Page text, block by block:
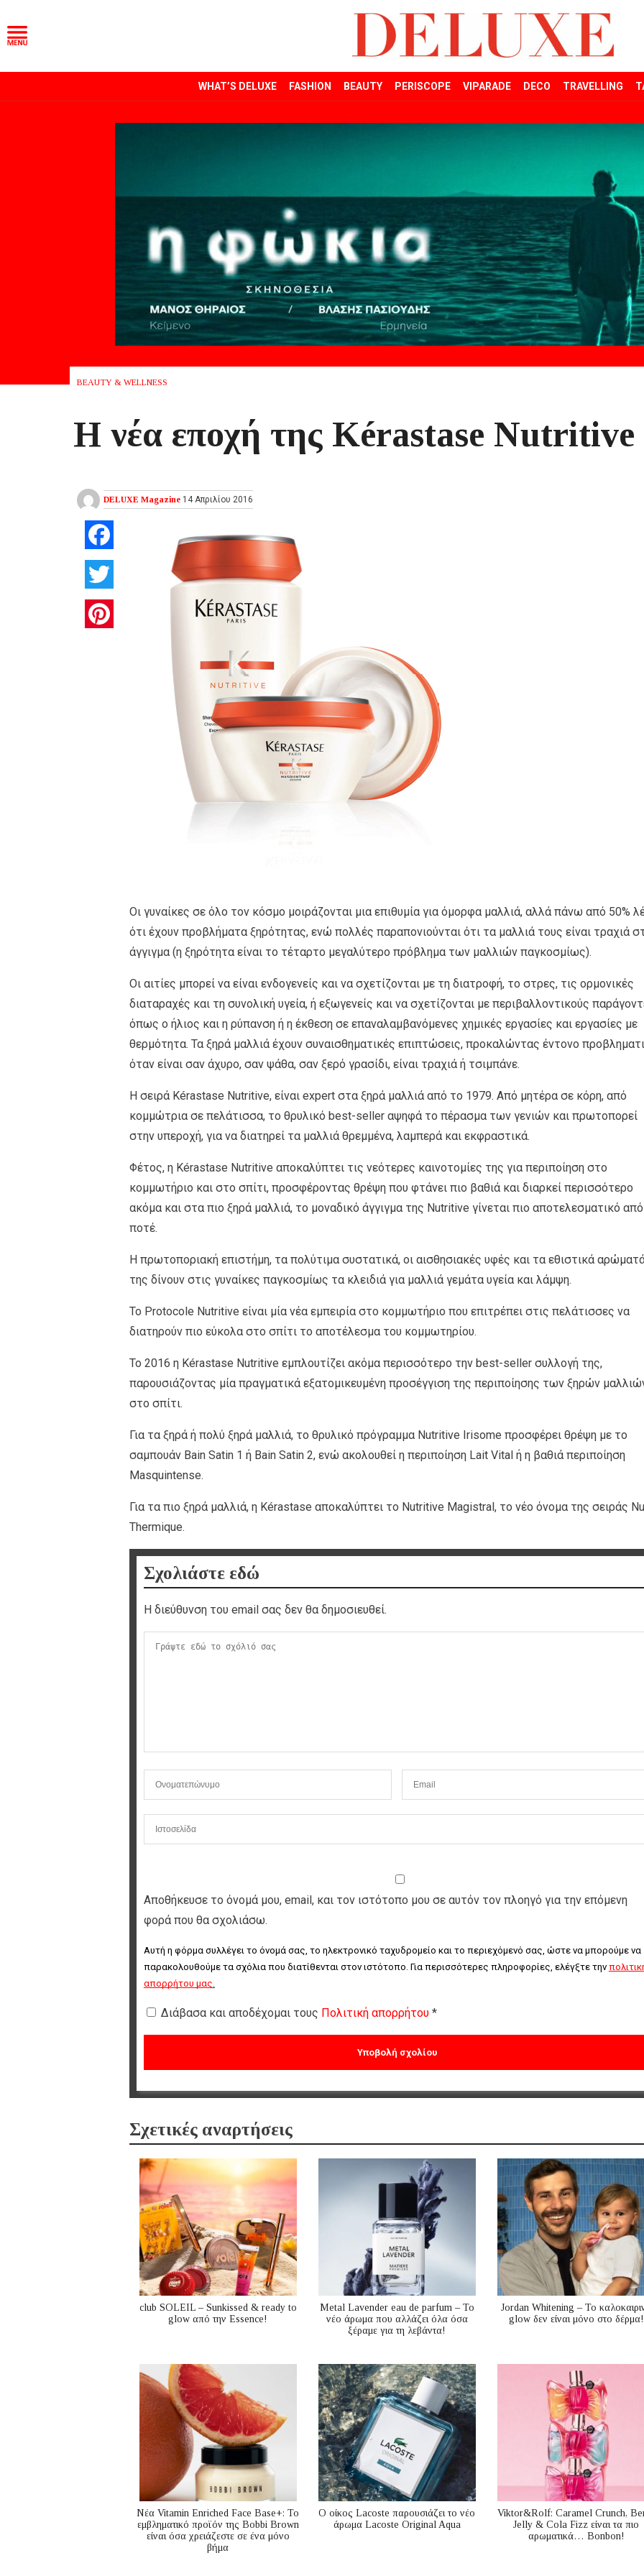
WHAT’S DELUXE FASHION BEAUTY PERISCOPE VIPARADE DECO TRAVELLING
BEAUTY & WELLNESS
Η νέα εποχή της Kérastase Nutritive
DELUXE Magazine 14 Απριλίου 2016
Οι γυναίκες σε όλο τον κόσμο μοιράζονται μια επιθυμία για όμορφα μαλλιά, αλλά πάνω από 50%
ότι έχουν προβλήματα ξηρότητας, ενώ πολλές παραπονιούνται ότι τα μαλλιά τους είναι τραχιά
άγγιγμα (η ξηρότητα είναι το τέταρτο μεγαλύτερο πρόβλημα των μαλλιών παγκοσμίως).
Οι αιτίες μπορεί να είναι ενδογενείς και να σχετίζονται με τη διατροφή, το στρες, τις ορμονικές
διαταραχές και τη συνολική υγεία, ή εξωγενείς και να σχετίζονται με περιβαλλοντικούς
όπως ο ήλιος και η ρύπανση ή η έκθεση σε επαναλαμβανόμενες χημικές εργασίες και εργασίες με
θερμότητα. Τα ξηρά μαλλιά έχουν συναισθηματικές επιπτώσεις, προκαλώντας έντονο
όταν είναι σαν άχυρο, σαν ψάθα, σαν ξερό γρασίδι, είναι τραχιά ή τσιμπάνε.
Η σειρά Kérastase Nutritive, είναι expert στα ξηρά μαλλιά από το 1979. Από μητέρα σε κόρη, από
κομμώτρια σε πελάτισσα, το θρυλικό best-seller αψηφά το πέρασμα των γενιών και πρωτοπορεί
στην υπεροχή, για να διατηρεί τα μαλλιά θρεμμένα, λαμπερά και εκφραστικά.
Φέτος, η Kérastase Nutritive αποκαλύπτει τις νεότερες καινοτομίες της για περιποίηση στο
κομμωτήριο και στο σπίτι, προσφέροντας θρέψη που φτάνει πιο βαθιά και διαρκεί περισσότερο
ακόμα και στα πιο ξηρά μαλλιά, το μοναδικό άγγιγμα της Nutritive γίνεται πιο αποτελεσματικό από
ποτέ.
Η πρωτοποριακή επιστήμη, τα πολύτιμα συστατικά, οι αισθησιακές υφές και τα εθιστικά
της δίνουν στις γυναίκες παγκοσμίως τα κλειδιά για μαλλιά γεμάτα υγεία και λάμψη.
Το Protocole Nutritive είναι μία νέα εμπειρία στο κομμωτήριο που επιτρέπει στις πελάτισσες να
διατηρούν πιο εύκολα στο σπίτι το αποτέλεσμα του κομμωτηρίου.
Το 2016 η Kérastase Nutritive εμπλουτίζει ακόμα περισσότερο την best-seller συλλογή της,
παρουσιάζοντας μία πραγματικά εξατομικευμένη προσέγγιση της περιποίησης των ξηρών
στο σπίτι.
Για τα ξηρά ή πολύ ξηρά μαλλιά, το θρυλικό πρόγραμμα Nutritive Irisome προσφέρει θρέψη με το
σαμπουάν Bain Satin 1 ή Bain Satin 2, ενώ ακολουθεί η περιποίηση Lait Vital ή η βαθιά περιποίηση
Masquintense.
Για τα πιο ξηρά μαλλιά, η Kérastase αποκαλύπτει το Nutritive Magistral, το νέο όνομα της σειράς
Thermique.
Σχολιάστε εδώ
Η διεύθυνση του email σας δεν θα δημοσιευθεί.
Αποθήκευσε το όνομά μου, email, και τον ιστότοπο μου σε αυτόν τον πλοηγό για την επόμενη
φορά που θα σχολιάσω.
Αυτή η φόρμα συλλέγει το όνομά σας, το ηλεκτρονικό ταχυδρομείο και το περιεχόμενό σας, ώστε να μπορούμε να
παρακολουθούμε τα σχόλια που διατίθενται στον ιστότοπο. Για περισσότερες πληροφορίες, ελέγξτε την
απορρήτου μας.
Διάβασα και αποδέχομαι τους Πολιτική απορρήτου *
Σχετικές αναρτήσεις
club SOLEIL – Sunkissed & ready to
glow από την Essence!
Metal Lavender eau de parfum – Το
νέο άρωμα που αλλάζει όλα όσα
ξέραμε για τη λεβάντα!
Jordan Whitening – Το
glow δεν είναι μόνο στο δέρμα!
Nέα Vitamin Enriched Face Base+: Το
εμβληματικό προϊόν της Bobbi Brown
είναι όσα χρειάζεστε σε ένα μόνο
βήμα
Ο οίκος Lacoste παρουσιάζει το νέο
άρωμα Lacoste Original Aqua
Viktor&Rolf: Caramel Crunch,
Jelly & Cola Fizz είναι τα πιο
αρωματικά… Bonbon!